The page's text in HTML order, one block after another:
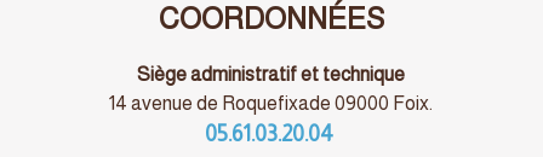
COORDONNÉES
Siège administratif et technique
14 avenue de Roquefixade 09000 Foix.
05.61.03.20.04